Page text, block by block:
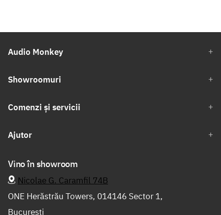
Audio Monkey
Showroomuri
Comenzi și servicii
Ajutor
Vino în showroom
Nicolae G. Caramfil 74B
ONE Herăstrău Towers, 014146 Sector 1,
București